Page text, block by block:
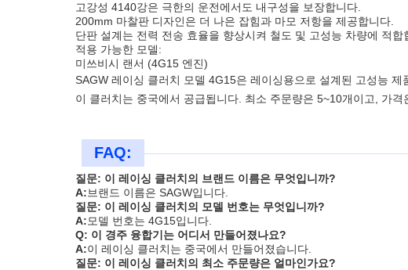
고강성 4140강은 극한의 운전에서도 내구성을 보장합니다.
200mm 마찰판 디자인은 더 나은 잡힘과 마모 저항을 제공합니다.
단판 설계는 전력 전송 효율을 향상시켜 철도 및 고성능 차량에 적합
적용 가능한 모델:
미쓰비시 랜서 (4G15 엔진)
SAGW 레이싱 클러치 모델 4G15은 레이싱용으로 설계된 고성능
이 클러치는 중국에서 공급됩니다. 최소 주문량은 5~10개이고, 가
FAQ:
질문: 이 레이싱 클러치의 브랜드 이름은 무엇입니까?
A:브랜드 이름은 SAGW입니다.
질문: 이 레이싱 클러치의 모델 번호는 무엇입니까?
A:모델 번호는 4G15입니다.
Q: 이 경주 융합기는 어디서 만들어졌나요?
A:이 레이싱 클러치는 중국에서 만들어졌습니다.
질문: 이 레이싱 클러치의 최소 주문량은 얼마인가요?